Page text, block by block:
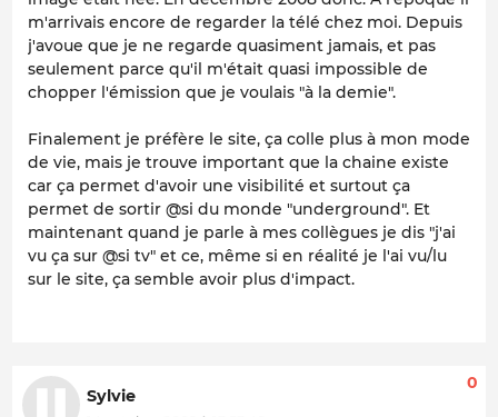
m'arrivais encore de regarder la télé chez moi. Depuis
j'avoue que je ne regarde quasiment jamais, et pas
seulement parce qu'il m'était quasi impossible de
chopper l'émission que je voulais "à la demie".
Finalement je préfère le site, ça colle plus à mon mode
de vie, mais je trouve important que la chaine existe
car ça permet d'avoir une visibilité et surtout ça
permet de sortir @si du monde "underground". Et
maintenant quand je parle à mes collègues je dis "j'ai
vu ça sur @si tv" et ce, même si en réalité je l'ai vu/lu
sur le site, ça semble avoir plus d'impact.
Sylvie
0